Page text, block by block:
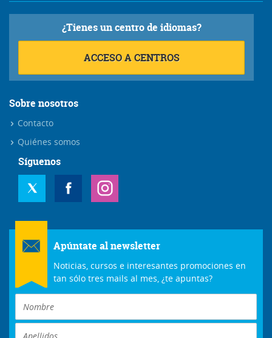
¿Tienes un centro de idiomas?
ACCESO A CENTROS
Sobre nosotros
Contacto
Quiénes somos
Síguenos
Apúntate al newsletter
Noticias, cursos e interesantes promociones en
tan sólo tres mails al mes, ¿te apuntas?